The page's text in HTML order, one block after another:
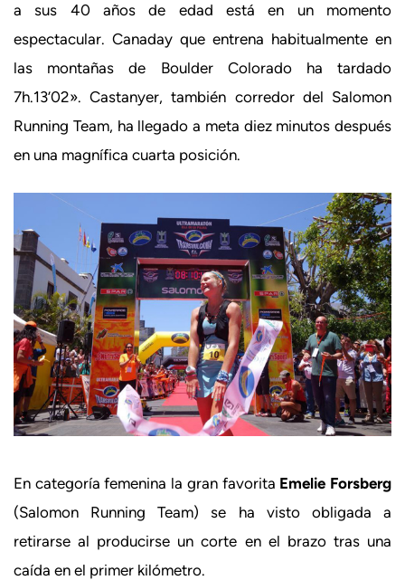
a sus 40 años de edad está en un momento
espectacular. Canaday que entrena habitualmente en
las montañas de Boulder Colorado ha tardado
7h.13’02». Castanyer, también corredor del Salomon
Running Team, ha llegado a meta diez minutos después
en una magnífica cuarta posición.
En categoría femenina la gran favorita Emelie Forsberg
(Salomon Running Team) se ha visto obligada a
retirarse al producirse un corte en el brazo tras una
caída en el primer kilómetro.